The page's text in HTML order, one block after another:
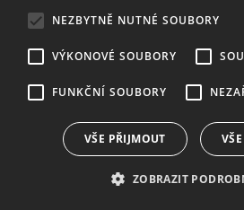
NEZBYTNĚ NUTNÉ SOUBORY
VÝKONOVÉ SOUBORY
FUNKČNÍ SOUBORY
VŠE PŘIJMOUT
ZOBRAZIT